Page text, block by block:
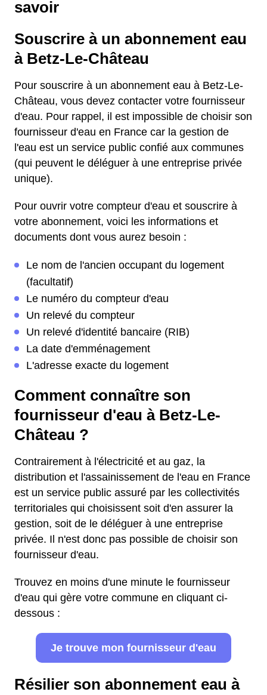
savoir
Souscrire à un abonnement eau
à Betz-Le-Château
Pour souscrire à un abonnement eau à Betz-Le-
Château, vous devez contacter votre fournisseur
d'eau. Pour rappel, il est impossible de choisir son
fournisseur d'eau en France car la gestion de
l'eau est un service public confié aux communes
(qui peuvent le déléguer à une entreprise privée
unique).
Pour ouvrir votre compteur d'eau et souscrire à
votre abonnement, voici les informations et
documents dont vous aurez besoin :
Le nom de l'ancien occupant du logement
(facultatif)
Le numéro du compteur d'eau
Un relevé du compteur
Un relevé d'identité bancaire (RIB)
La date d'emménagement
L'adresse exacte du logement
Comment connaître son
fournisseur d'eau à Betz-Le-
Château ?
Contrairement à l'électricité et au gaz, la
distribution et l'assainissement de l'eau en France
est un service public assuré par les collectivités
territoriales qui choisissent soit d'en assurer la
gestion, soit de le déléguer à une entreprise
privée. Il n'est donc pas possible de choisir son
fournisseur d'eau.
Trouvez en moins d'une minute le fournisseur
d'eau qui gère votre commune en cliquant ci-
dessous :
Je trouve mon fournisseur d'eau
Résilier son abonnement eau à